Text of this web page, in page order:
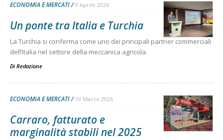
ECONOMIA E MERCATI 9 Aprile 2026
Un ponte tra Italia e Turchia
La Turchia si conferma come uno dei principali partner commerciali
dell’Italia nel settore della meccanica agricola.
Di Redazione
ECONOMIA E MERCATI 19 Marzo 2026
Carraro, fatturato e
marginalità stabili nel 2025